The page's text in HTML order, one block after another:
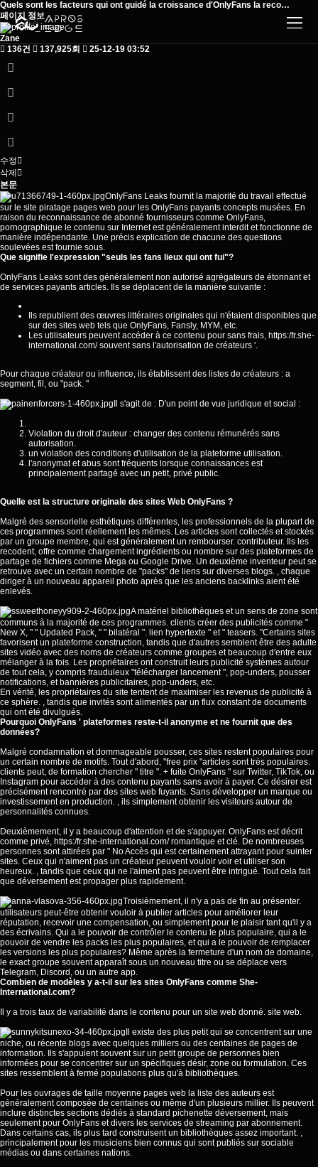
Quels sont les facteurs qui ont guidé la croissance d'OnlyFans la reco…
페이지 정보
Zane
136건
137,925회 25-12-19 03:52
수정
삭제
본문
OnlyFans Leaks fournit la majorité du travail effectué
sur le site piratage pages web pour les OnlyFans payants concepts musées. En
raison du reconnaissance de abonné fournisseurs comme OnlyFans,
pornographique le contenu sur Internet est généralement interdit et fonctionne de
manière indépendante. Une précis explication de chacune des questions
soulevées estfournie sous.
Que signifie l'expression "seuls les fans lieux qui ont fui"?
OnlyFans Leaks sont des généralement non autorisé agrégateurs de étonnant et
de services payants articles. Ils se déplacent de la manière suivante :
Ils republient des œuvres littéraires originales qui n'étaient disponibles que
sur des sites web tels que OnlyFans, Fansly, MYM, etc.
Les utilisateurs peuvent accéder à ce contenu pour sans frais, https:/fr.she-
international.com/souvent sans l'autorisation de créateurs '.
Pour chaque créateur ou influence, ils établissent des listes de créateurs : a
segment, fil, ou "pack. "
Il s'agit de : D'un point de vue juridique et social :
Violation du droit d'auteur : changer des contenu rémunérés sans
autorisation.
un violation des conditions d'utilisation de la plateforme utilisation.
l'anonymat et abus sont fréquents lorsque connaissances est
principalement partagé avec un petit, privé public.
Quelle est la structure originale des sites Web OnlyFans ?
Malgré des sensorielle esthétiques différentes, les professionnels de la plupart de
ces programmes sont réellement les mêmes. Les articles sont collectés et stockés
par un groupe membre, qui est généralement un rembourser. contributeur. Ils les
recodent, offre comme chargement ingrédients ou nombre sur des plateformes de
partage de fichiers comme Mega ou Google Drive. Un deuxième inventeur peut se
retrouve avec un certain nombre de "packs" de liens sur diverses blogs. , chaque
diriger à un nouveau appareil photo après que les anciens backlinks aient été
enlevés.
A matériel bibliothèques et un sens de zone sont
communs à la majorité de ces programmes. clients créer des publicités comme "
New X, " " Updated Pack, " " bilatéral ". lien hypertexte " et " teasers. "Certains sites
favorisent un plateforme construction, tandis que d'autres semblent être des adulte
sites vidéo avec des noms de créateurs comme groupes et beaucoup d'entre eux
mélanger à la fois. Les propriétaires ont construit leurs publicité systèmes autour
de tout cela, y compris frauduleux "télécharger lancement ", pop-unders, pousser
notifications, et bannières publicitaires, pop-unders, etc.
En vérité, les propriétaires du site tentent de maximiser les revenus de publicité à
ce sphère. , tandis que invités sont alimentés par un flux constant de documents
qui ont été divulgués.
Pourquoi OnlyFans ' plateformes reste-t-il anonyme et ne fournit que des
données?
Malgré condamnation et dommageable pousser, ces sites restent populaires pour
un certain nombre de motifs. Tout d'abord, "free prix "articles sont très populaires.
clients peut, de formation chercher " titre ". + fuite OnlyFans " sur Twitter, TikTok, ou
Instagram pour accéder à des contenu payants sans avoir à payer. Ce désirer est
précisément rencontré par des sites web fuyants. Sans développer un marque ou
investissement en production. , ils simplement obtenir les visiteurs autour de
personnalités connues.
Deuxièmement, il y a beaucoup d'attention et de s'appuyer. OnlyFans est décrit
comme privé, https:/fr.she-international.com/romantique et clé. De nombreuses
personnes sont attirées par " No Accès qui est certainement attrayant pour suinter
sites. Ceux qui n'aiment pas un créateur peuvent vouloir voir et utiliser son
heureux. , tandis que ceux qui ne l'aiment pas peuvent être intrigué. Tout cela fait
que déversement est propager plus rapidement.
Troisièmement, il n'y a pas de fin au présenter.
utilisateurs peut-être obtenir vouloir à publier articles pour améliorer leur
réputation, recevoir une compensation, ou simplement pour le plaisir tant qu'il y a
des écrivains. Qui a le pouvoir de contrôler le contenu le plus populaire, qui a le
pouvoir de vendre les packs les plus populaires, et qui a le pouvoir de remplacer
les versions les plus populaires? Même après la fermeture d'un nom de domaine,
le exact groupe souvent apparaît sous un nouveau titre ou se déplace vers
Telegram, Discord, ou un autre app.
Combien de modèles y a-t-il sur les sites OnlyFans comme She-
International.com?
Il y a trois taux de variabilité dans le contenu pour un site web donné. site web.
Il existe des plus petit qui se concentrent sur une
niche, ou récente blogs avec quelques milliers ou des centaines de pages de
information. Ils s'appuient souvent sur un petit groupe de personnes bien
informées pour se concentrer sur un spécifiques désir, zone ou formulation. Ces
sites ressemblent à fermé populations plus qu'à bibliothèques.
Pour les ouvrages de taille moyenne pages web la liste des auteurs est
généralement composée de centaines ou même d'un plusieurs millier. Ils peuvent
inclure distinctes sections dédiés à standard pichenette déversement, mais
seulement pour OnlyFans et divers les services de streaming par abonnement.
Dans certains cas, ils plus tard construisent un bibliothèques assez important. ,
principalement pour les musiciens bien connus qui sont publiés sur sociable
médias ou dans certaines nations.